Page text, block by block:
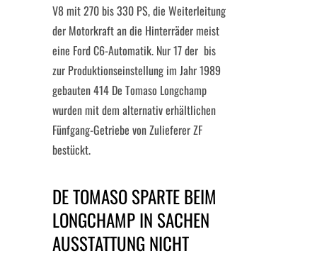
V8 mit 270 bis 330 PS, die Weiterleitung
der Motorkraft an die Hinterräder meist
eine Ford C6-Automatik. Nur 17 der bis
zur Produktionseinstellung im Jahr 1989
gebauten 414 De Tomaso Longchamp
wurden mit dem alternativ erhältlichen
Fünfgang-Getriebe von Zulieferer ZF
bestückt.
DE TOMASO SPARTE BEIM
LONGCHAMP IN SACHEN
AUSSTATTUNG NICHT